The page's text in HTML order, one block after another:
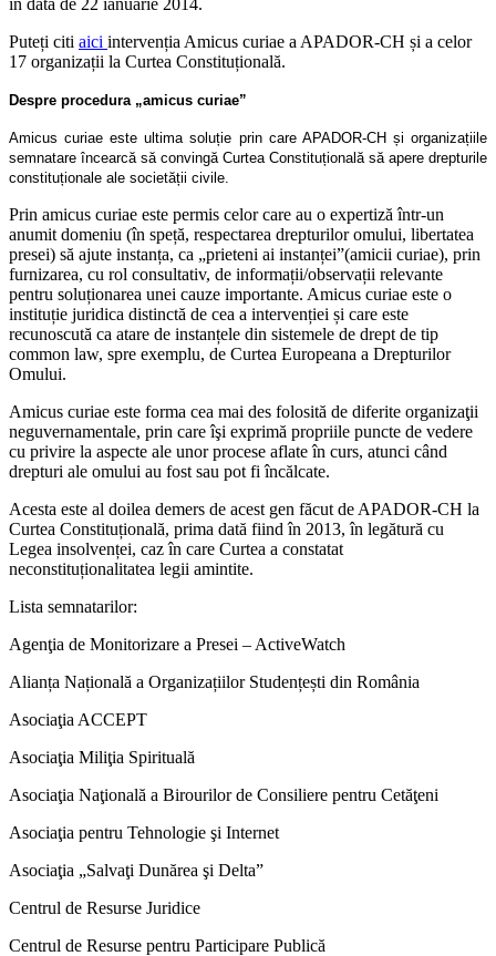
Puteți citi aici intervenția Amicus curiae a APADOR-CH și a celor
17 organizații la Curtea Constituțională.
Despre procedura „amicus curiae”
Amicus curiae este ultima soluție prin care APADOR-CH și organizațiile
semnatare încearcă să convingă Curtea Constituțională să apere drepturile
constituționale ale societății civile.
Prin amicus curiae este permis celor care au o expertiză într-un
anumit domeniu (în speță, respectarea drepturilor omului, libertatea
presei) să ajute instanța, ca „prieteni ai instanței”(amicii curiae), prin
furnizarea, cu rol consultativ, de informații/observații relevante
pentru soluționarea unei cauze importante. Amicus curiae este o
instituție juridica distinctă de cea a intervenției și care este
recunoscută ca atare de instanțele din sistemele de drept de tip
common law, spre exemplu, de Curtea Europeana a Drepturilor
Omului.
Amicus curiae este forma cea mai des folosită de diferite organizaţii
neguvernamentale, prin care îşi exprimă propriile puncte de vedere
cu privire la aspecte ale unor procese aflate în curs, atunci când
drepturi ale omului au fost sau pot fi încălcate.
Acesta este al doilea demers de acest gen făcut de APADOR-CH la
Curtea Constituțională, prima dată fiind în 2013, în legătură cu
Legea insolvenței, caz în care Curtea a constatat
neconstituționalitatea legii amintite.
Lista semnatarilor:
Agenţia de Monitorizare a Presei – ActiveWatch
Alianța Națională a Organizațiilor Studențești din România
Asociaţia ACCEPT
Asociaţia Miliţia Spirituală
Asociaţia Naţională a Birourilor de Consiliere pentru Cetăţeni
Asociaţia pentru Tehnologie şi Internet
Asociaţia „Salvaţi Dunărea şi Delta”
Centrul de Resurse Juridice
Centrul de Resurse pentru Participare Publică